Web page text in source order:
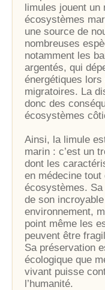
limules jouent un
écosystèmes
une source de
nombreuses
notamment les
argentés, qui
énergétiques
migratoires. La
donc des
écosystèmes
Ainsi, la limule
marin : c’est un
dont les
en médecine
écosystèmes.
de son
environnement,
point même les
peuvent être
Sa préservation
écologique que
vivant puisse
l’humanité.